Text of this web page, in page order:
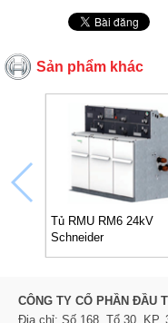
Sản phẩm khác
Tủ RMU RM6 24kV
Schneider
CÔNG TY CỔ PHẦN ĐẦU
Địa chỉ: Số 168, Tổ 30, KP.